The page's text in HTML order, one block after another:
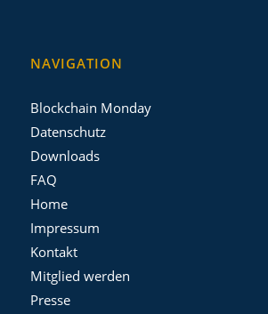
NAVIGATION
Blockchain Monday
Datenschutz
Downloads
FAQ
Home
Impressum
Kontakt
Mitglied werden
Presse